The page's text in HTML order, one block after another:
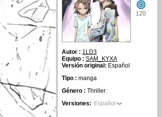
120
Autor : 1LD3
Equipo : SAM_KYXA
Versión original: Español
Tipo : manga
Género : Thriller
Versiones: Español